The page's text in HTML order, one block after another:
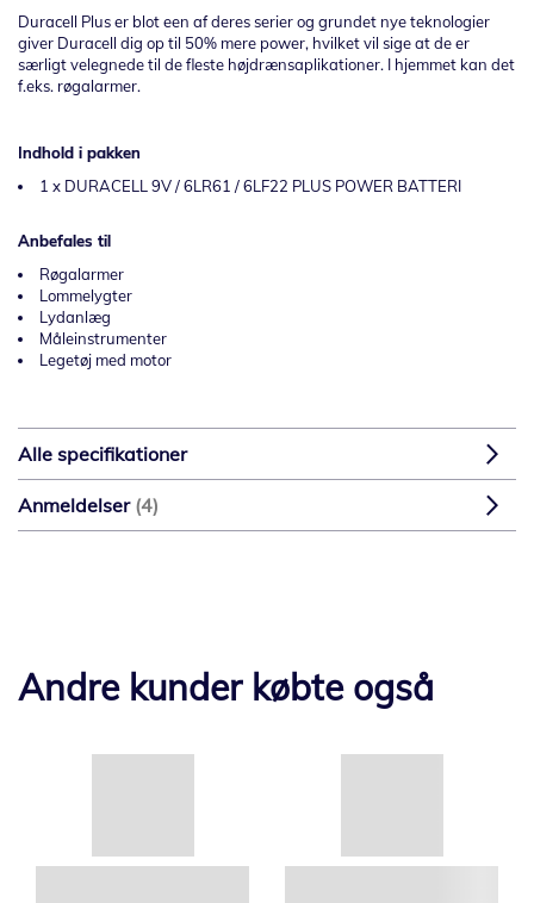
Duracell Plus er blot een af deres serier og grundet nye teknologier
giver Duracell dig op til 50% mere power, hvilket vil sige at de er
særligt velegnede til de fleste højdrænsaplikationer. I hjemmet kan det
f.eks. røgalarmer.
Indhold i pakken
1 x DURACELL 9V / 6LR61 / 6LF22 PLUS POWER BATTERI
Anbefales til
Røgalarmer
Lommelygter
Lydanlæg
Måleinstrumenter
Legetøj med motor
Alle specifikationer
Anmeldelser 4
Andre kunder købte også